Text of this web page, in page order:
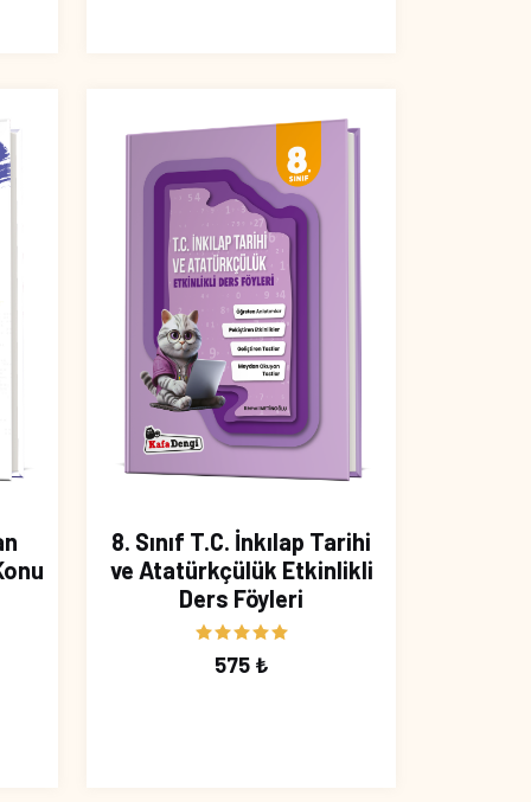
8. Sınıf T.C. İnkılap Tarihi
ve Atatürkçülük Etkinlikli
Ders Föyleri
575 ₺